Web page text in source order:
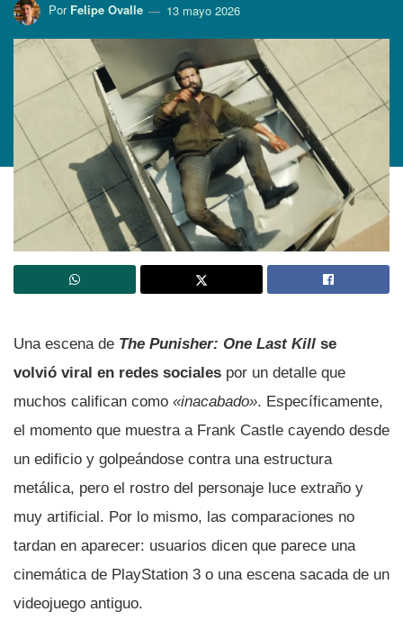
Por Felipe Ovalle 13 mayo 2026
Una escena de The Punisher: One Last Kill se
volvió viral en redes sociales por un detalle que
muchos califican como «inacabado». Específicamente,
el momento que muestra a Frank Castle cayendo desde
un edificio y golpeándose contra una estructura
metálica, pero el rostro del personaje luce extraño y
muy artificial. Por lo mismo, las comparaciones no
tardan en aparecer: usuarios dicen que parece una
cinemática de PlayStation 3 o una escena sacada de un
videojuego antiguo.